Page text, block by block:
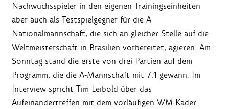
Nachwuchsspieler in den eigenen Trainingseinheiten
aber auch als Testspielgegner für die A-
Nationalmannschaft, die sich an gleicher Stelle auf die
Weltmeisterschaft in Brasilien vorbereitet, agieren. Am
Sonntag stand die erste von drei Partien auf dem
Programm, die die A-Mannschaft mit 7:1 gewann. Im
Interview spricht Tim Leibold über das
Aufeinandertreffen mit dem vorläufigen WM-Kader.